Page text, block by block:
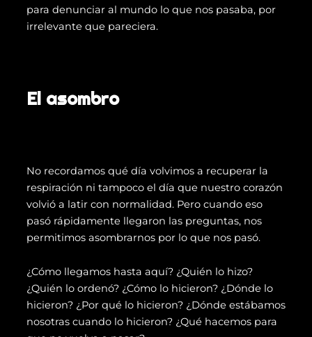
para denunciar al mundo lo que nos pasaba, por
irrelevante que pareciera.
El asombro
No recordamos qué día volvimos a recuperar la
respiración ni tampoco el día que nuestro corazón
volvió a latir con normalidad. Pero cuando eso
pasó rápidamente llegaron las preguntas, nos
permitimos asombrarnos por lo que nos pasó.
¿Cómo llegamos hasta aquí? ¿Quién lo hizo?
¿Quién lo ordenó? ¿Cómo lo hicieron? ¿Dónde lo
hicieron? ¿Por qué lo hicieron? ¿Dónde estábamos
nosotras cuando lo hicieron? ¿Qué hacemos para